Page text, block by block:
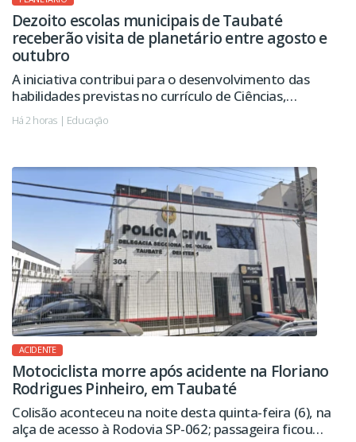
Dezoito escolas municipais de Taubaté
receberão visita de planetário entre agosto e
outubro
A iniciativa contribui para o desenvolvimento das
habilidades previstas no currículo de Ciências,
despertando a curiosidade, o pensamento
investigativo e o interesse pela ciência.
Há 2 horas | Educação
ACIDENTE
Motociclista morre após acidente na Floriano
Rodrigues Pinheiro, em Taubaté
Colisão aconteceu na noite desta quinta-feira (6), na
alça de acesso à Rodovia SP-062; passageira ficou